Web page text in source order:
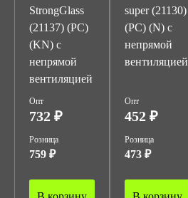
StrongGlass
(21137) (PC)
(KN) с
непрямой
вентиляцией
Опт
732 ₽
Розница
759 ₽
super (21130)
(PC) (N) с
непрямой
вентиляцией
Опт
452 ₽
Розница
473 ₽